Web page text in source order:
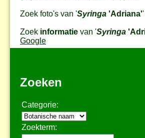
Zoek foto's van 'Syringa 'Adriana'
Zoek informatie van 'Syringa
Google
Zoeken
Categorie:
Zoekterm: